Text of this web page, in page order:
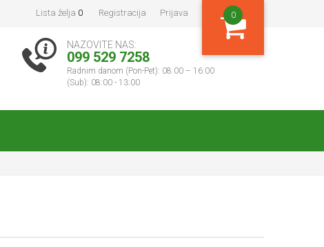
Lista želja 0 Registracija Prijava 0
NAZOVITE NAS:
099 529 7258
Radnim danom (Pon-Pet): 08:00 – 16:00
(Sub): 08:00 - 13:00